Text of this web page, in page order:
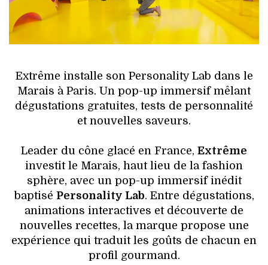
LIEUX TENDANCES
BEAUTÉ
MODE DE RUE
JEUNES CRÉATEURS
DÉCO
VOYAGES & LOISIRS
Extrême installe son Personality Lab dans le
Marais à Paris. Un pop-up immersif mêlant
dégustations gratuites, tests de personnalité
et nouvelles saveurs.
Leader du cône glacé en France, Extrême
investit le Marais, haut lieu de la fashion
sphère, avec un pop-up immersif inédit
baptisé Personality Lab. Entre dégustations,
animations interactives et découverte de
nouvelles recettes, la marque propose une
expérience qui traduit les goûts de chacun en
profil gourmand.